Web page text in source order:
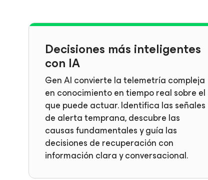
Decisiones más inteligentes
con IA
Gen AI convierte la telemetría compleja
en conocimiento en tiempo real sobre el
que puede actuar. Identifica las señales
de alerta temprana, descubre las
causas fundamentales y guía las
decisiones de recuperación con
información clara y conversacional.